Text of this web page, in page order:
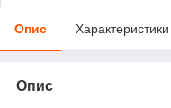
Опис Характеристики
Опис